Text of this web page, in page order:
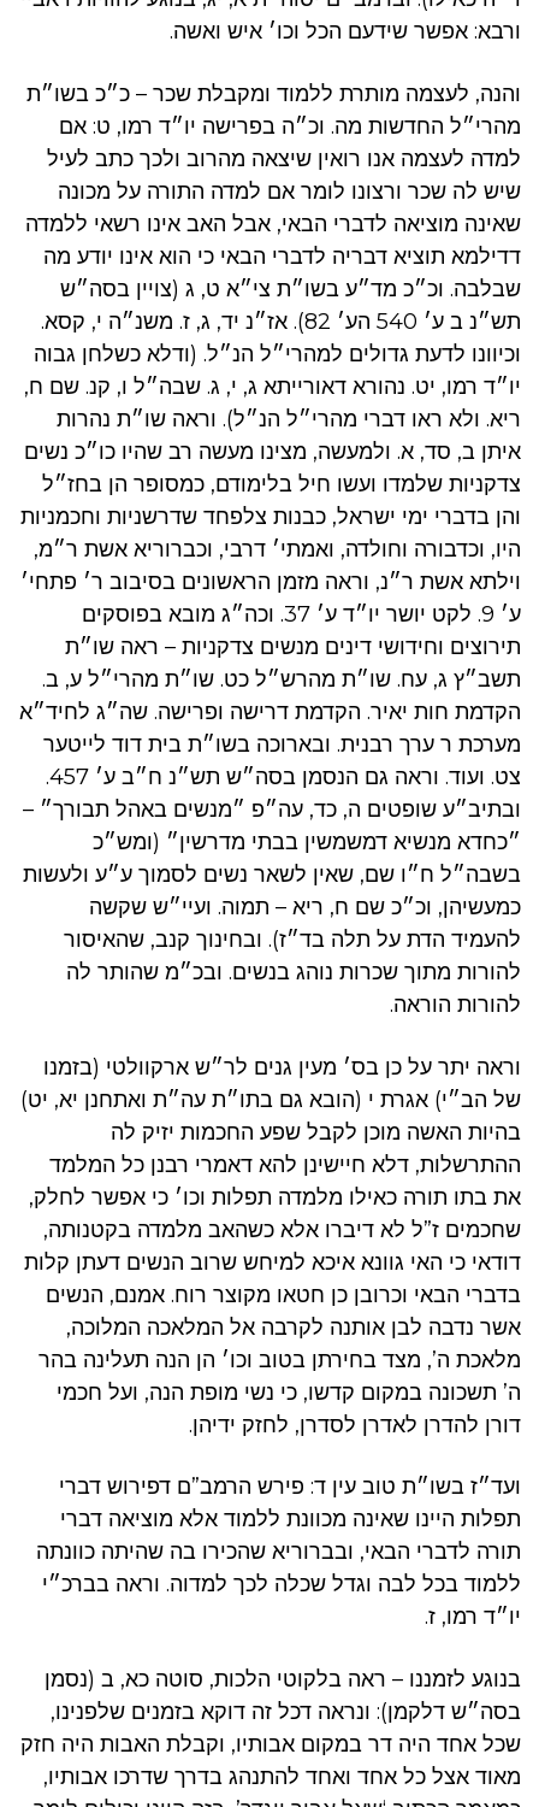
ורבא: אפשר שידעם הכל וכו׳ איש ואשה.
והנה, לעצמה מותרת ללמוד ומקבלת שכר – כ״כ בשו״ת
מהרי״ל החדשות מה. וכ״ה בפרישה יו״ד רמו, ט: אם
למדה לעצמה אנו רואין שיצאה מהרוב ולכך כתב לעיל
שיש לה שכר ורצונו לומר אם למדה התורה על מכונה
שאינה מוציאה לדברי הבאי, אבל האב אינו רשאי ללמדה
דדילמא תוציא דבריה לדברי הבאי כי הוא אינו יודע מה
שבלבה. וכ״כ מד״ע בשו״ת צי״א ט, ג (צויין בסה״ש
תש״נ ב ע׳ 540 הע׳ 82). אז״נ יד, ג, ז. משנ״ה י, קסא.
וכיוונו לדעת גדולים למהרי״ל הנ״ל. (ודלא כשלחן גבוה
יו״ד רמו, יט. נהורא דאורייתא ג, י, ג. שבה״ל ו, קנ. שם ח,
ריא. ולא ראו דברי מהרי״ל הנ״ל). וראה שו״ת נהרות
איתן ב, סד, א. ולמעשה, מצינו מעשה רב שהיו כו״כ נשים
צדקניות שלמדו ועשו חיל בלימודם, כמסופר הן בחז״ל
והן בדברי ימי ישראל, כבנות צלפחד שדרשניות וחכמניות
היו, וכדבורה וחולדה, ואמתי׳ דרבי, וכברוריא אשת ר״מ,
וילתא אשת ר״נ, וראה מזמן הראשונים בסיבוב ר׳ פתחי׳
ע׳ 9. לקט יושר יו״ד ע׳ 37. וכה״ג מובא בפוסקים
תירוצים וחידושי דינים מנשים צדקניות – ראה שו״ת
תשב״ץ ג, עח. שו״ת מהרש״ל כט. שו״ת מהרי״ל ע, ב.
הקדמת חות יאיר. הקדמת דרישה ופרישה. שה״ג לחיד״א
מערכת ר ערך רבנית. ובארוכה בשו״ת בית דוד לייטער
צט. ועוד. וראה גם הנסמן בסה״ש תש״נ ח״ב ע׳ 457.
ובתיב״ע שופטים ה, כד, עה״פ ״מנשים באהל תבורך״ –
״כחדא מנשיא דמשמשין בבתי מדרשין״ (ומש״כ
בשבה״ל ח״ו שם, שאין לשאר נשים לסמוך ע״ע ולעשות
כמעשיהן, וכ״כ שם ח, ריא – תמוה. ועיי״ש שקשה
להעמיד הדת על תלה בד״ז). ובחינוך קנב, שהאיסור
להורות מתוך שכרות נוהג בנשים. ובכ״מ שהותר לה
להורות הוראה.
וראה יתר על כן בס׳ מעין גנים לר״ש ארקוולטי (בזמנו
של הב״י) אגרת י (הובא גם בתו״ת עה״ת ואתחנן יא, יט)
בהיות האשה מוכן לקבל שפע החכמות יזיק לה
ההתרשלות, דלא חיישינן להא דאמרי רבנן כל המלמד
את בתו תורה כאילו מלמדה תפלות וכו׳ כי אפשר לחלק,
שחכמים ז”ל לא דיברו אלא כשהאב מלמדה בקטנותה,
דודאי כי האי גוונא איכא למיחש שרוב הנשים דעתן קלות
בדברי הבאי וכרובן כן חטאו מקוצר רוח. אמנם, הנשים
אשר נדבה לבן אותנה לקרבה אל המלאכה המלוכה,
מלאכת ה’, מצד בחירתן בטוב וכו׳ הן הנה תעלינה בהר
ה’ תשכונה במקום קדשו, כי נשי מופת הנה, ועל חכמי
דורן להדרן לאדרן לסדרן, לחזק ידיהן.
ועד״ז בשו״ת טוב עין ד: פירש הרמב”ם דפירוש דברי
תפלות היינו שאינה מכוונת ללמוד אלא מוציאה דברי
תורה לדברי הבאי, ובברוריא שהכירו בה שהיתה כוונתה
ללמוד בכל לבה וגדל שכלה לכך למדוה. וראה בברכ״י
יו״ד רמו, ז.
בנוגע לזמננו – ראה בלקוטי הלכות, סוטה כא, ב (נסמן
בסה״ש דלקמן): ונראה דכל זה דוקא בזמנים שלפנינו,
שכל אחד היה דר במקום אבותיו, וקבלת האבות היה חזק
מאוד אצל כל אחד ואחד להתנהג בדרך שדרכו אבותיו,